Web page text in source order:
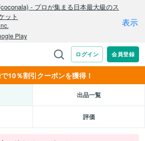
10％割引クーポンを獲得！
出品一覧
評価